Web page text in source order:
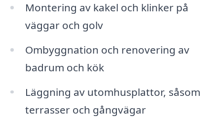
Montering av kakel och klinker på
väggar och golv
Ombyggnation och renovering av
badrum och kök
Läggning av utomhusplattor, såsom
terrasser och gångvägar